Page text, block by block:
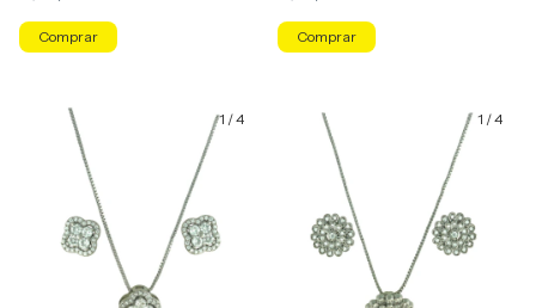
Comprar Comprar
1 /4 1 /4